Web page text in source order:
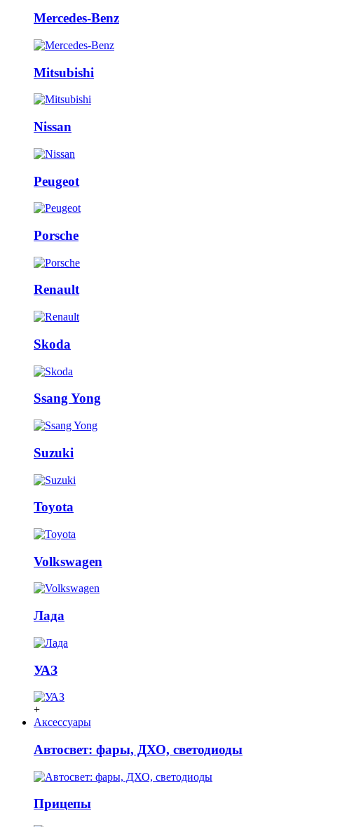
Mercedes-Benz
Mitsubishi
Nissan
Peugeot
Porsche
Renault
Skoda
Ssang Yong
Suzuki
Toyota
Volkswagen
Лада
УАЗ
+
Аксессуары
Автосвет: фары, ДХО, светодиоды
Прицепы